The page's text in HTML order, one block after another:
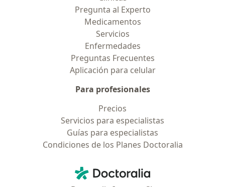
Pregunta al Experto
Medicamentos
Servicios
Enfermedades
Preguntas Frecuentes
Aplicación para celular
Para profesionales
Precios
Servicios para especialistas
Guías para especialistas
Condiciones de los Planes Doctoralia
Doctoralia - Página de inicio